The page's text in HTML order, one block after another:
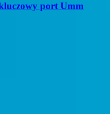
port Umm